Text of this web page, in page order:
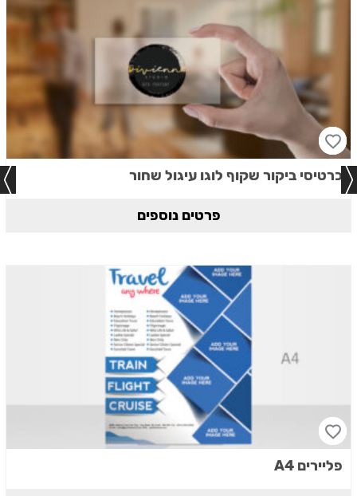
כרטיסי ביקור שקוף לוגו עיגול שחור
פרטים נוספים
פליירים A4